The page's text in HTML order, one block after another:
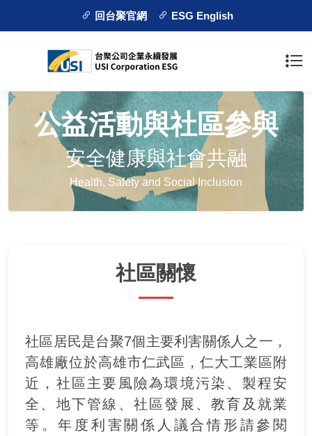
回台聚官網 ESG English
公益活動與社區參與
安全健康與社會共融
Health, Safety and Social Inclusion
社區關懷
社區居民是台聚7個主要利害關係人之一，
高雄廠位於高雄市仁武區，仁大工業區附
近，社區主要風險為環境污染、製程安
全、地下管線、社區發展、教育及就業
等。年度利害關係人議合情形請參閱